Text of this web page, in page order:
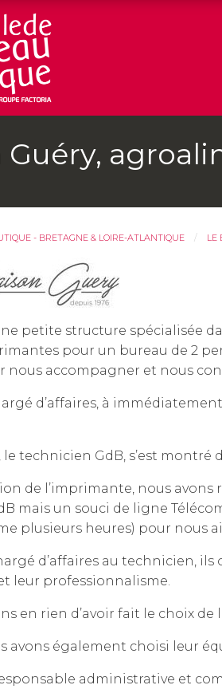
Guéry,
- BRETAGNE & LOIRE-ATLANTIQUE LE
petite structure spécialisée
pour un bureau de 2
nous accompagner et nous
d’affaires, à
technicien GdB, s’est montré
de l’imprimante, nous
mais un souci de ligne
plusieurs heures) pour nous
d’affaires au technicien,
leur professionnalisme.
en rien d’avoir fait le choix de
avons également choisi leur
administrative et